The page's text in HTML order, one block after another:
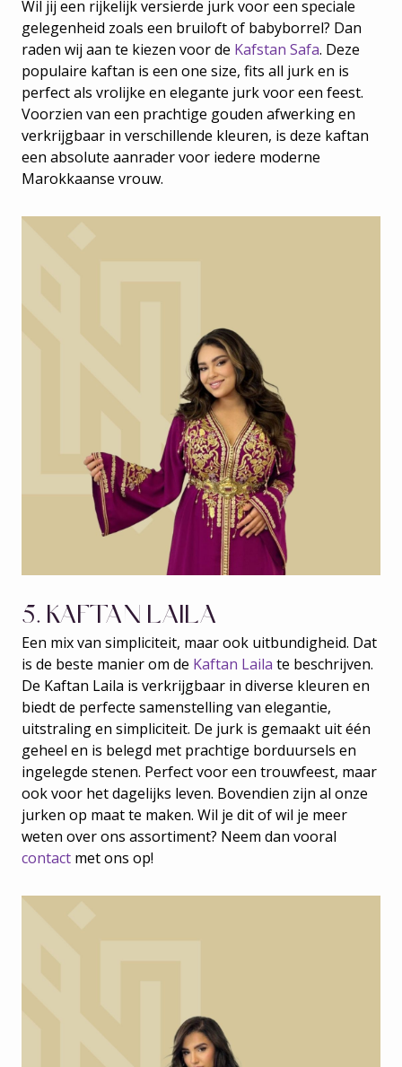
Wil jij een rijkelijk versierde jurk voor een speciale
gelegenheid zoals een bruiloft of babyborrel? Dan
raden wij aan te kiezen voor de Kafstan Safa. Deze
populaire kaftan is een one size, fits all jurk en is
perfect als vrolijke en elegante jurk voor een feest.
Voorzien van een prachtige gouden afwerking en
verkrijgbaar in verschillende kleuren, is deze kaftan
een absolute aanrader voor iedere moderne
Marokkaanse vrouw.
5. KAFTAN LAILA
Een mix van simpliciteit, maar ook uitbundigheid. Dat
is de beste manier om de Kaftan Laila te beschrijven.
De Kaftan Laila is verkrijgbaar in diverse kleuren en
biedt de perfecte samenstelling van elegantie,
uitstraling en simpliciteit. De jurk is gemaakt uit één
geheel en is belegd met prachtige borduursels en
ingelegde stenen. Perfect voor een trouwfeest, maar
ook voor het dagelijks leven. Bovendien zijn al onze
jurken op maat te maken. Wil je dit of wil je meer
weten over ons assortiment? Neem dan vooral
contact met ons op!